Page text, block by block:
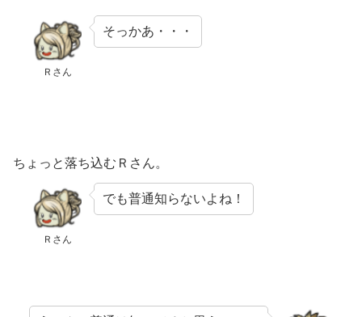
Ｒさん
そっかあ・・・
ちょっと落ち込むＲさん。
Ｒさん
でも普通知らないよね！